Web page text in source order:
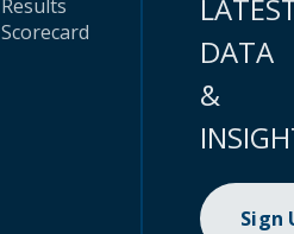
Results
Scorecard
DATA
&
Sign